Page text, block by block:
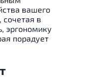
вашего
сочетая в
эргономику
порадует